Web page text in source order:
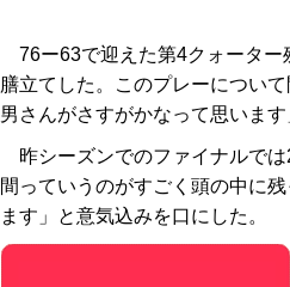
76ー63で迎えた第4クォーター
膳立てした。このプレーについ
男さんがさすがかなって思いま
昨シーズンでのファイナルでは
間っていうのがすごく頭の中に
ます」と意気込みを口にした。